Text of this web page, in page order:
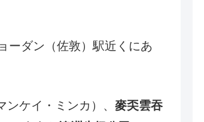
ーダン（佐敦）駅近くにあ
ンケイ・ミンカ）、 麥奀雲吞